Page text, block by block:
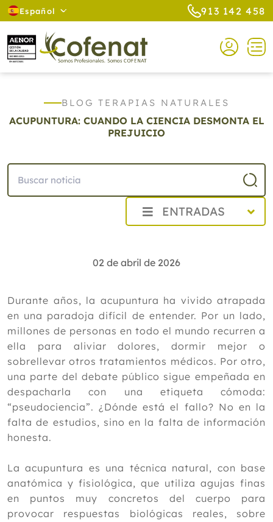
Español 913 142 458
BLOG TERAPIAS NATURALES
ACUPUNTURA: CUANDO LA CIENCIA DESMONTA EL
PREJUICIO
ENTRADAS
Julio
Mayo
Abril
Cofenat responde a la OMC: “El
mensaje real de #NoTeEnREDES es que
sólo es válido lo que ellos dicen”
Efecto manipulativo osteopático sobre
el dolor, la flexibilidad, la modulación
autonómica de la frecuencia cardíaca,
la energía y el perfil térmico en
pacientes con lumbalgia crónica
¿Qué son los disruptores endocrinos?
sueño en mujeres menopáusicas: un
metaanálisis
De la melisa a la microbiota: cómo
mimar tu intestino cuando sufres una
colitis leve
02 de abril de 2026
Durante años, la acupuntura ha vivido atrapada
en una paradoja difícil de entender. Por un lado,
millones de personas en todo el mundo recurren a
ella para aliviar dolores, dormir mejor o
sobrellevar otros tratamientos médicos. Por otro,
una parte del debate público sigue empeñada en
despacharla con una etiqueta cómoda:
“pseudociencia”. ¿Dónde está el fallo? No en la
falta de estudios, sino en la falta de información
honesta.
La acupuntura es una técnica natural, con base
anatómica y fisiológica, que utiliza agujas finas
en puntos muy concretos del cuerpo para
provocar respuestas biológicas reales, sobre